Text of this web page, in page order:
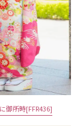
御所時[FFR436]